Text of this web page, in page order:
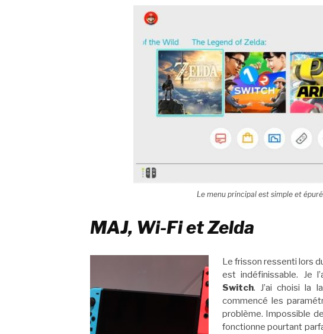
Le menu principal est simple et
MAJ, Wi-Fi et Zelda
Le frisson ressenti lors
est indéfinissable. Je
Switch. J’ai choisi la
commencé les
problème. Impossible
fonctionne pourtant